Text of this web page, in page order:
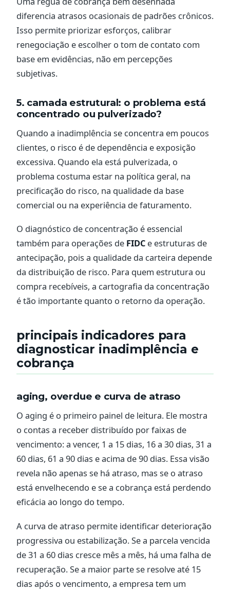
diferencia atrasos ocasionais de padrões crônicos.
Isso permite priorizar esforços, calibrar
renegociação e escolher o tom de contato com
base em evidências, não em percepções
subjetivas.
5. camada estrutural: o problema está
concentrado ou pulverizado?
Quando a inadimplência se concentra em poucos
clientes, o risco é de dependência e exposição
excessiva. Quando ela está pulverizada, o
problema costuma estar na política geral, na
precificação do risco, na qualidade da base
comercial ou na experiência de faturamento.
O diagnóstico de concentração é essencial
também para operações de FIDC e estruturas de
antecipação, pois a qualidade da carteira depende
da distribuição de risco. Para quem estrutura ou
compra recebíveis, a cartografia da concentração
é tão importante quanto o retorno da operação.
principais indicadores para
diagnosticar inadimplência e
cobrança
aging, overdue e curva de atraso
O aging é o primeiro painel de leitura. Ele mostra
o contas a receber distribuído por faixas de
vencimento: a vencer, 1 a 15 dias, 16 a 30 dias, 31 a
60 dias, 61 a 90 dias e acima de 90 dias. Essa visão
revela não apenas se há atraso, mas se o atraso
está envelhecendo e se a cobrança está perdendo
eficácia ao longo do tempo.
A curva de atraso permite identificar deterioração
progressiva ou estabilização. Se a parcela vencida
de 31 a 60 dias cresce mês a mês, há uma falha de
recuperação. Se a maior parte se resolve até 15
dias após o vencimento, a empresa tem um